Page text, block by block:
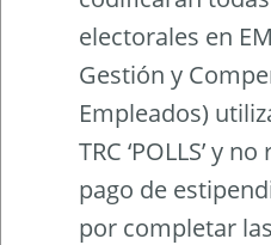
electorales en
Gestión y
Empleados)
TRC ‘POLLS’ y
pago de
por completar